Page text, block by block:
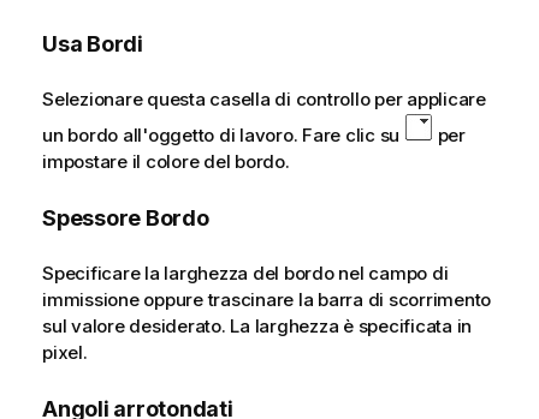
Usa Bordi
Selezionare questa casella di controllo per applicare
un bordo all'oggetto di lavoro. Fare clic su
per
impostare il colore del bordo.
Spessore Bordo
Specificare la larghezza del bordo nel campo di
immissione oppure trascinare la barra di scorrimento
sul valore desiderato. La larghezza è specificata in
pixel.
Angoli arrotondati